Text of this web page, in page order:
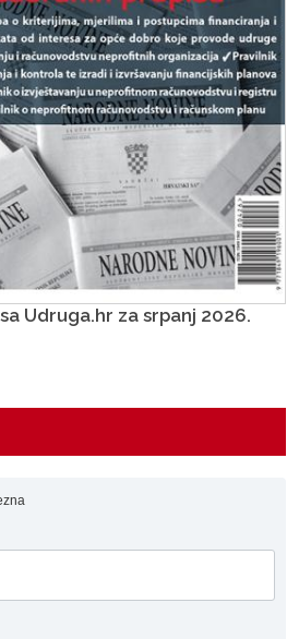
Udruga.hr za srpanj 2026.